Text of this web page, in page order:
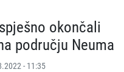
okončali
području Neuma
- 11:35